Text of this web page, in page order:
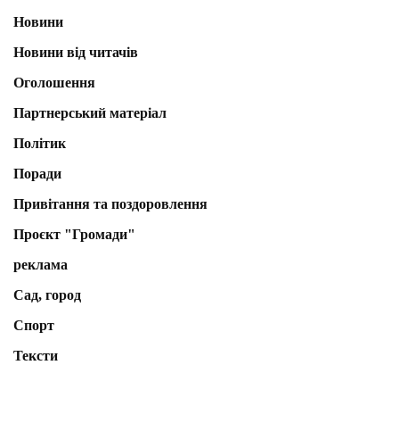
Новини
Новини від читачів
Оголошення
Партнерський матеріал
Політик
Поради
Привітання та поздоровлення
Проєкт "Громади"
реклама
Сад, город
Спорт
Тексти